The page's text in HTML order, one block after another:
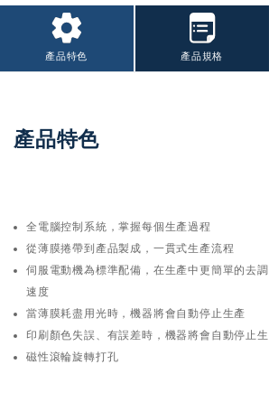
產品特色 產品規格
產品特色
全電腦控制系統，掌握每個生產過程
從薄膜捲帶到產品製成，一貫式生產流程
伺服電動機為標準配備，在生產中更簡單的去
速度
當薄膜耗盡用光時，機器將會自動停止生產
印刷顏色失誤、有誤差時，機器將會自動停止
磁性滾輪旋轉打孔